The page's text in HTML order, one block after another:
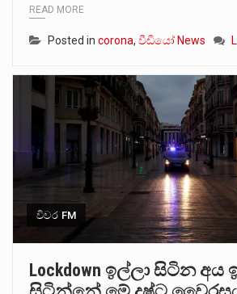
READ MORE
Posted in corona, වීඩියෝ News
විවර FM
Lockdown ඉල්ලා සිටින අය